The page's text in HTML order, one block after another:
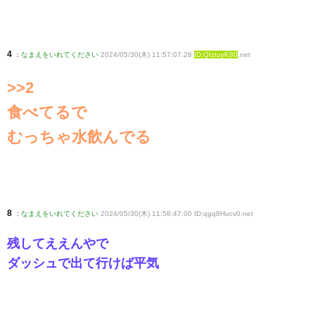
4 : なまえをいれてください 2024/05/30(木) 11:57:07.28 ID:QIztuyK80.net
>>2
食べてるで
むっちゃ水飲んでる
8 : なまえをいれてください 2024/05/30(木) 11:58:47.00 ID:qgq8Hucv0 .net
残してええんやで
ダッシュで出て行けば平気